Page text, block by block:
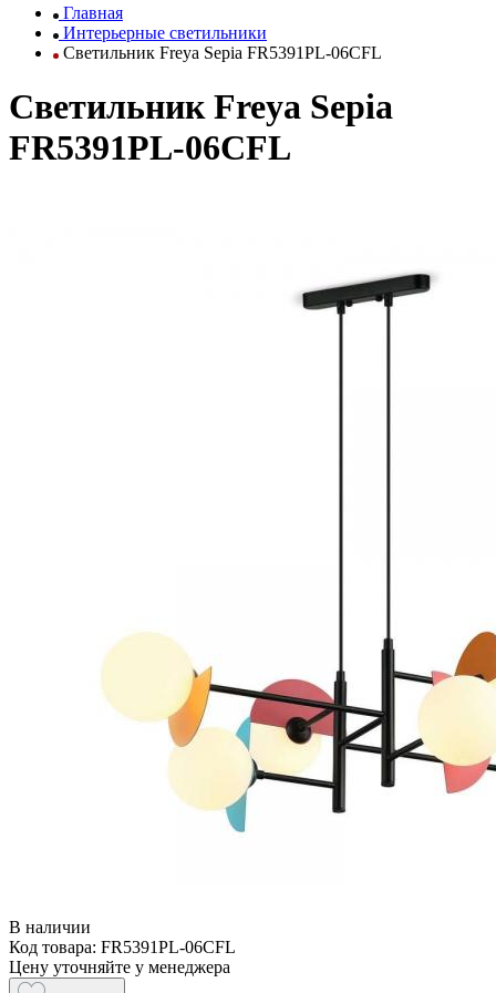
Главная
Интерьерные светильники
Светильник Freya Sepia FR5391PL-06CFL
Светильник Freya Sepia
FR5391PL-06CFL
В наличии
Код товара: FR5391PL-06CFL
Цену уточняйте у менеджера